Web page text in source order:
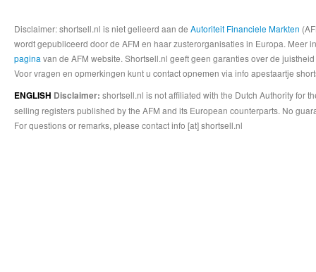
Disclaimer: shortsell.nl is niet gelieerd aan de Autoriteit Financiele Markten
wordt gepubliceerd door de AFM en haar zusterorganisaties in Europa.
pagina van de AFM website. Shortsell.nl geeft geen garanties over de
Voor vragen en opmerkingen kunt u contact opnemen via info apestaartje
ENGLISH Disclaimer: shortsell.nl is not affiliated with the Dutch Authority for
selling registers published by the AFM and its European counterparts. No
For questions or remarks, please contact info [at] shortsell.nl